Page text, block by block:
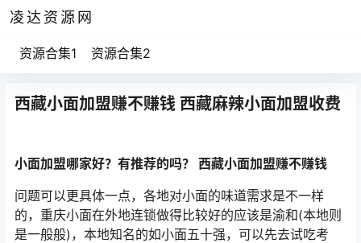
凌达资源网
资源合集1 资源合集2
西藏小面加盟赚不赚钱 西藏麻辣小面加盟收费
小面加盟哪家好？有推荐的吗？ 西藏小面加盟赚不赚钱
问题可以更具体一点，各地对小面的味道需求是不一样
的，重庆小面在外地连锁做得比较好的应该是渝和(本地则
是一般般)，本地知名的如小面五十强，可以先去试吃考